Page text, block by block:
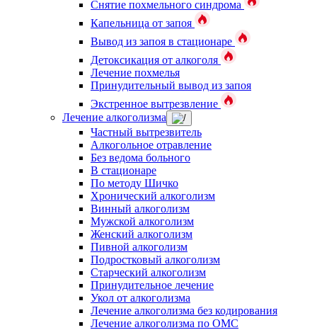
Снятие похмельного синдрома
Капельница от запоя
Вывод из запоя в стационаре
Детоксикация от алкоголя
Лечение похмелья
Принудительный вывод из запоя
Экстренное вытрезвление
Лечение алкоголизма
Частный вытрезвитель
Алкогольное отравление
Без ведома больного
В стационаре
По методу Шичко
Хронический алкоголизм
Винный алкоголизм
Мужской алкоголизм
Женский алкоголизм
Пивной алкоголизм
Подростковый алкоголизм
Старческий алкоголизм
Принудительное лечение
Укол от алкоголизма
Лечение алкоголизма без кодирования
Лечение алкоголизма по ОМС